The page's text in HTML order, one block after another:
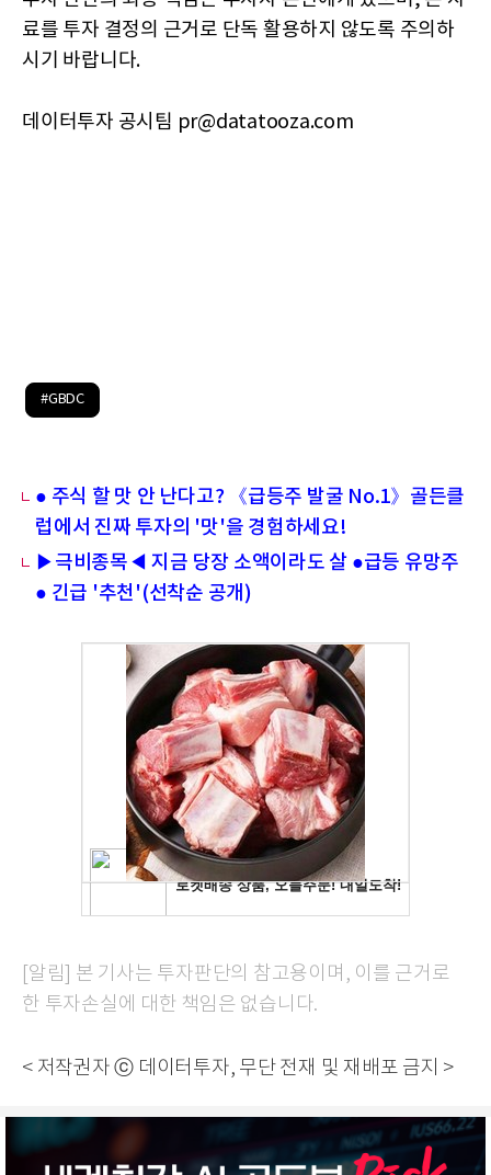
료를 투자 결정의 근거로 단독 활용하지 않도록 주의하
시기 바랍니다.
데이터투자 공시팀 pr@datatooza.com
#GBDC
● 주식 할 맛 안 난다고? 《급등주 발굴 No.1》골든클
럽에서 진짜 투자의 '맛'을 경험하세요!
▶극비종목◀ 지금 당장 소액이라도 살 ●급등 유망주
● 긴급 '추천'(선착순 공개)
[알림] 본 기사는 투자판단의 참고용이며, 이를 근거로
한 투자손실에 대한 책임은 없습니다.
< 저작권자 ⓒ 데이터투자, 무단 전재 및 재배포 금지 >